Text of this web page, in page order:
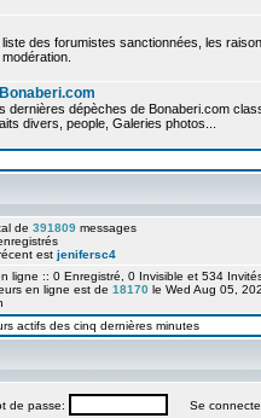
des forumistes sanctionnées, les
dernières dépèches de Bonaberi.com
divers, people, Galeries photos...
de 391809 messages
est jenifersc4
ligne :: 0 Enregistré, 0 Invisible et 534
en ligne est de 18170 le Wed Aug 05,
actifs des cinq dernières minutes
de passe: Se connecter